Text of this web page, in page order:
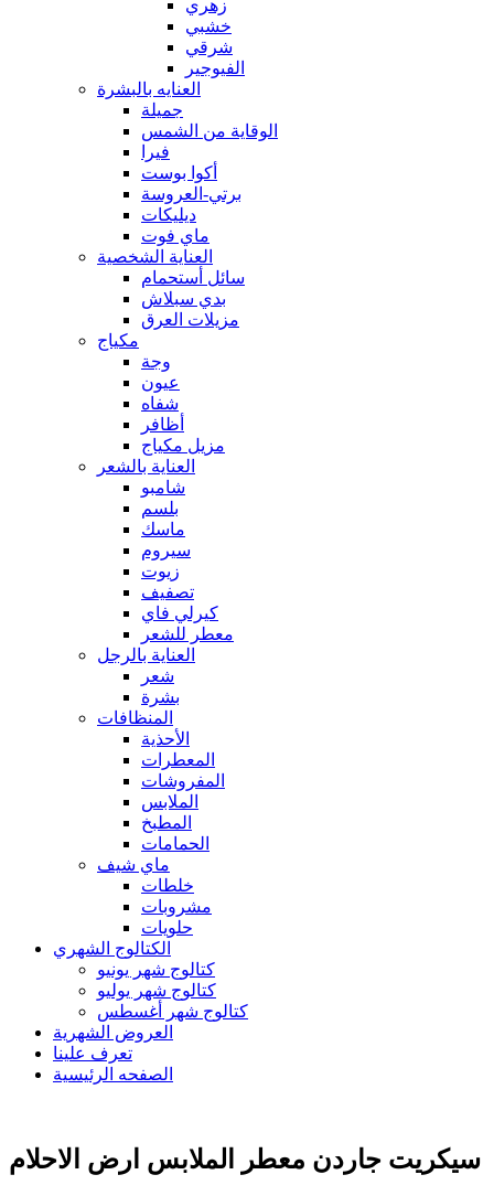
زهري
خشبي
شرقي
الفيوجير
العنايه بالبشرة
جميلة
الوقاية من الشمس
فيرا
أكوا بوست
برتي-العروسة
ديليكات
ماي فوت
العناية الشخصية
سائل أستحمام
بدي سبلاش
مزيلات العرق
مكياج
وجة
عيون
شفاه
أظافر
مزيل مكياج
العناية بالشعر
شامبو
بلسم
ماسك
سيروم
زيوت
تصفيف
كيرلي فاي
معطر للشعر
العناية بالرجل
شعر
بشرة
المنظافات
الأحذية
المعطرات
المفروشات
الملابس
المطبخ
الحمامات
ماي شيف
خلطات
مشروبات
حلويات
الكتالوج الشهري
كتالوج شهر يونيو
كتالوج شهر يوليو
كتالوج شهر أغسطس
العروض الشهرية
تعرف علينا
الصفحه الرئيسية
سيكريت جاردن معطر الملابس ارض الاحلام